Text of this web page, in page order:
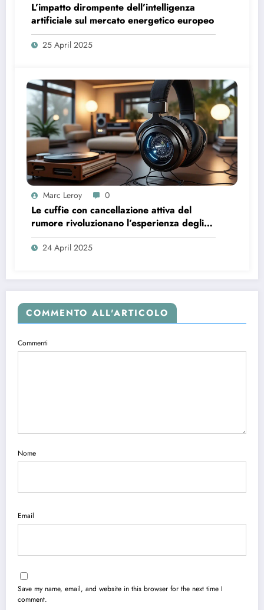
L’impatto dirompente dell’intelligenza
artificiale sul mercato energetico europeo
25 April 2025
Marc Leroy 0
Le cuffie con cancellazione attiva del
rumore rivoluzionano l’esperienza degli
audiofili più esigenti.
24 April 2025
COMMENTO ALL'ARTICOLO
Commenti
Nome
Email
Save my name, email, and website in this browser for the next time I
comment.